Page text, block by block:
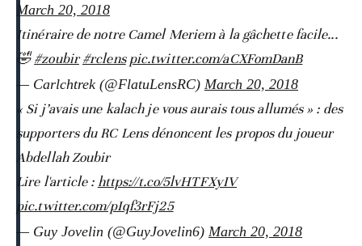
March 20, 2018
Itinéraire de notre Camel Meriem à la gâchette facile...
🤣#zoubir #rclens pic.twitter.com/aCXFomDanB
— Carlchtrek (@FlatuLensRC) March 20, 2018
« Si j’avais une kalach je vous aurais tous allumés » : des
supporters du RC Lens dénoncent les propos du joueur
Abdellah Zoubir
Lire l'article :https://t.co/5lvHTFXyIV
pic.twitter.com/pIqf3rFj25
— Guy Jovelin (@GuyJovelin6) March 20, 2018